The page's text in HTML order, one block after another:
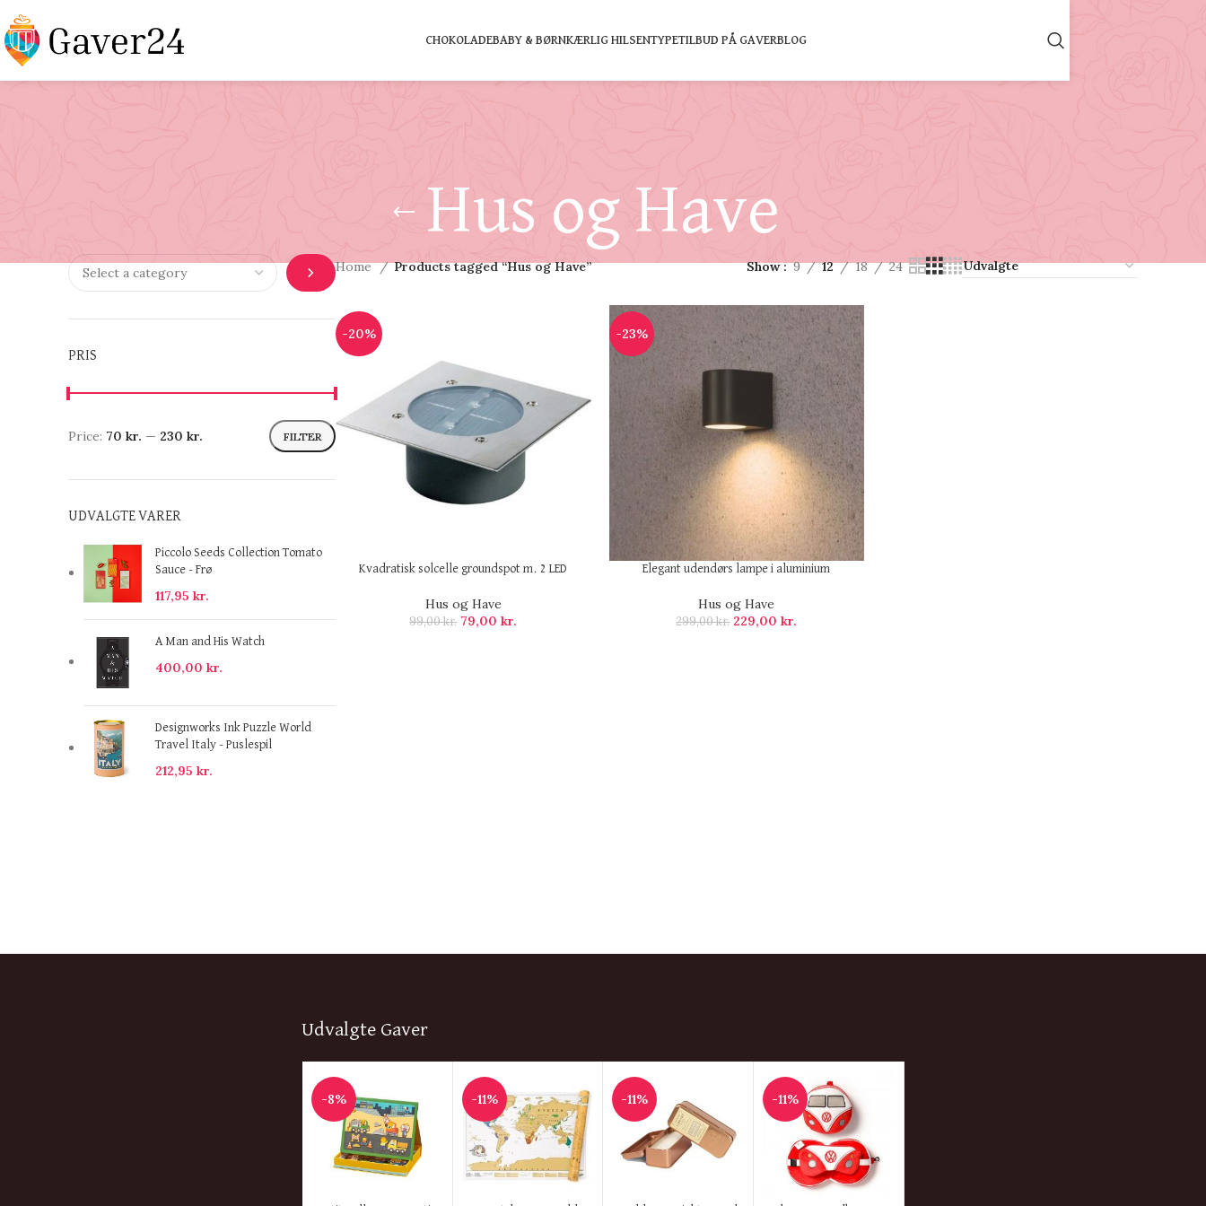
CHOKOLADEBABY & BØRNKÆRLIG HILSENTYPETILBUD PÅ GAVERBLOG
Hus og Have
PRIS
FILTER
Price: 70 kr. — 230 kr.
UDVALGTE VARER
Piccolo Seeds Collection Tomato
Sauce - Frø
117,95 kr.
A Man and His Watch
400,00 kr.
Designworks Ink Puzzle World
Travel Italy - Puslespil
212,95 kr.
Home Products tagged “Hus og Have” Show 9 12 18 24
-20%
Kvadratisk solcelle groundspot m. 2 LED
Hus og Have
99,00kr. 79,00kr.
-23%
Elegant udendørs lampe i aluminium
Hus og Have
299,00kr. 229,00kr.
Udvalgte Gaver
-8% -11% -11% -11%